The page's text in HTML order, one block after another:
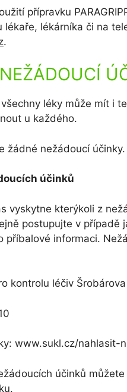
přípravku
lékaře, lékárníka či na
.
léky může mít i
u každého.
žádné nežádoucí účinky.
účinků
vyskytne kterýkoli z
postupujte v případě
příbalové informaci.
kontrolu léčiv
www.sukl.cz/nahlasit-
účinků